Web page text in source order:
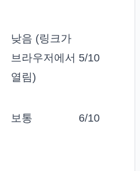
낮음 (링크가
브라우저에서
열림)
5/10
보통 6/10